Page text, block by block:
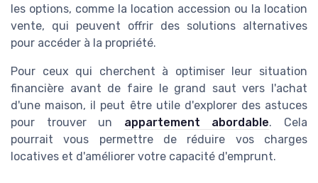
les options, comme la location accession ou la location
vente, qui peuvent offrir des solutions alternatives
pour accéder à la propriété.
Pour ceux qui cherchent à optimiser leur situation
financière avant de faire le grand saut vers l'achat
d'une maison, il peut être utile d'explorer des astuces
pour trouver un appartement abordable. Cela
pourrait vous permettre de réduire vos charges
locatives et d'améliorer votre capacité d'emprunt.